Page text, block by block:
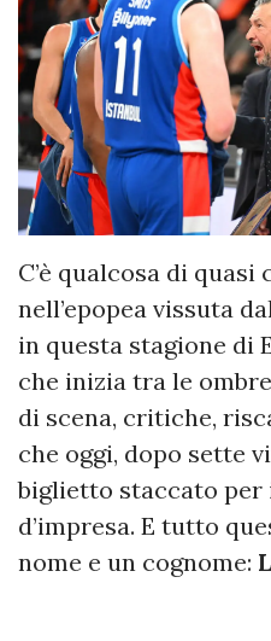
C’è qualcosa di
nell’epopea vissuta
in questa stagione di
che inizia tra le
di scena, critiche,
che oggi, dopo sette
biglietto staccato per
d’impresa. E tutto
nome e un cognome: